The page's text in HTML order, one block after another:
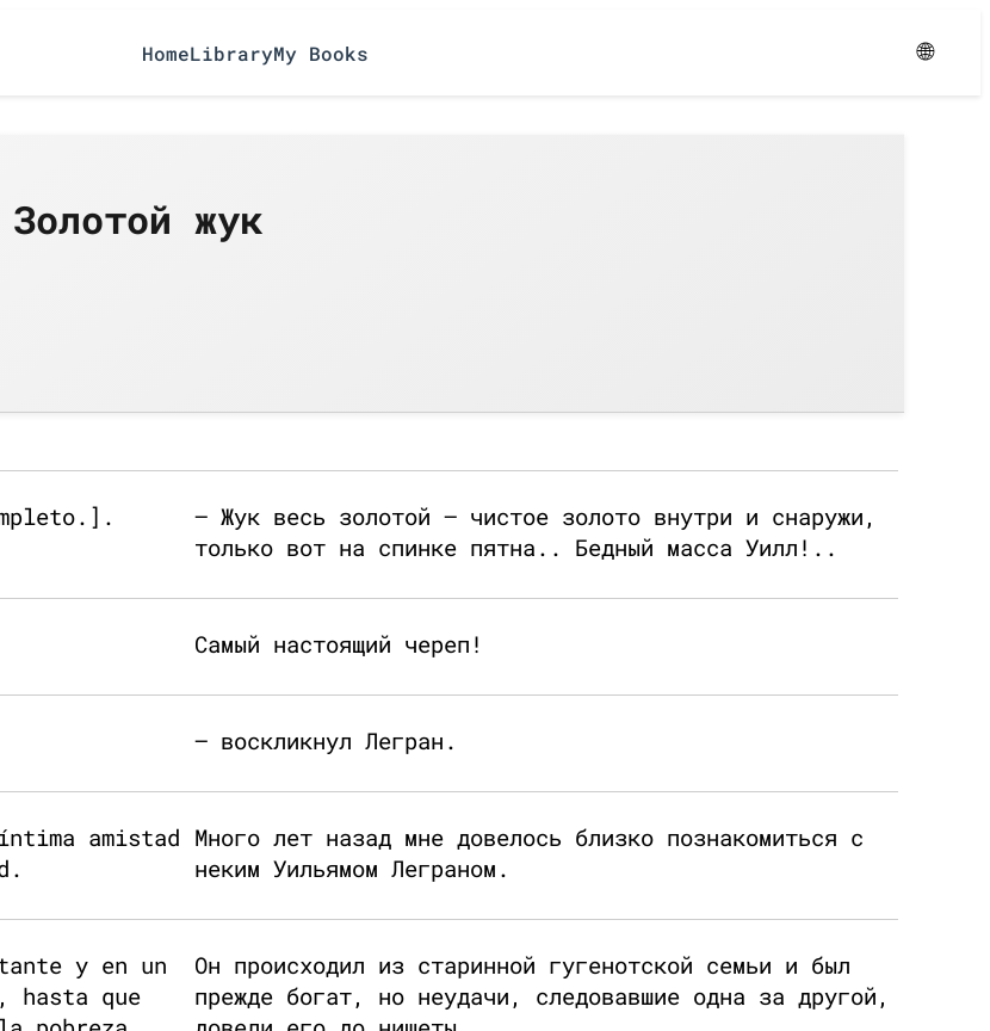
HomeLibraryMy Books 🌐
жук
— Жук весь золотой — чистое золото внутри и снаружи,
только вот на спинке пятна.. Бедный масса Уилл!..
Самый настоящий череп!
— воскликнул Легран.
amistad Много лет назад мне довелось близко познакомиться с
неким Уильямом Леграном.
y en un
hasta que
Он происходил из старинной гугенотской семьи и был
прежде богат, но неудачи, следовавшие одна за другой,